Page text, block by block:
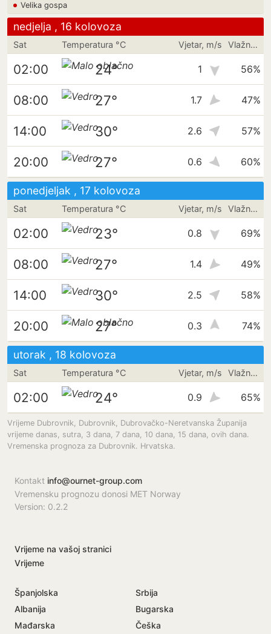
Velika gospa
nedjelja , 16 kolovoza
Sat Temperatura °C Vjetar, m/s Vlažnost
02:00 24° 1 56%
08:00 27° 1.7 47%
14:00 30° 2.6 57%
20:00 27° 0.6 60%
ponedjeljak , 17 kolovoza
Sat Temperatura °C Vjetar, m/s Vlažnost
02:00 23° 0.8 69%
08:00 27° 1.4 49%
14:00 30° 2.5 58%
20:00 27° 0.3 74%
utorak , 18 kolovoza
Sat Temperatura °C Vjetar, m/s Vlažnost
02:00 24° 0.9 65%
Vrijeme Dubrovnik, Dubrovnik, Dubrovačko-Neretvanska Županija
vrijeme danas, sutra, 3 dana, 7 dana, 10 dana, 15 dana, ovih dana.
Vremenska prognoza za Dubrovnik. Hrvatska.
Kontakt info@ournet-group.com
Vremensku prognozu donosi MET Norway
Version: 0.2.2
Vrijeme na vašoj stranici
Vrijeme
Španjolska
Srbija
Albanija
Bugarska
Mađarska
Češka